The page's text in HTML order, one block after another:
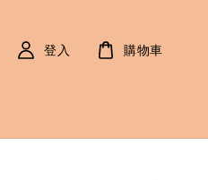
登入 購物車